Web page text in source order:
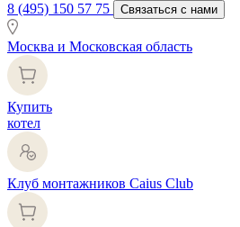
8 (495) 150 57 75 Связаться с нами
Москва и Московская область
Купить
котел
Клуб монтажников Caius Club